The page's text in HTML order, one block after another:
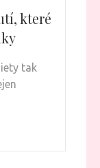
které
tak